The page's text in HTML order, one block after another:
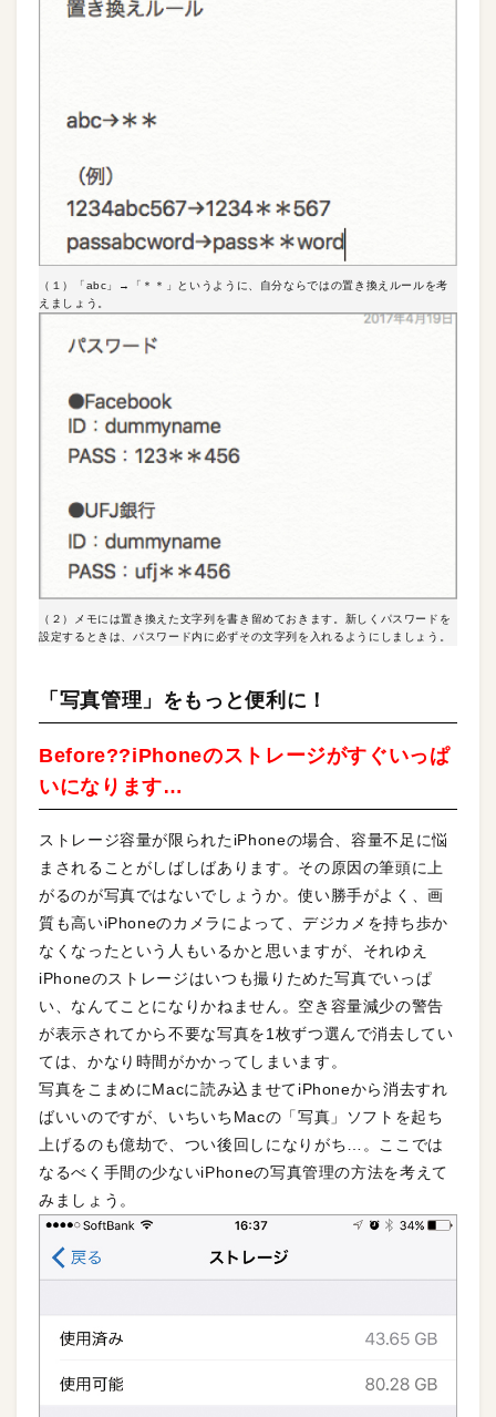
（１）「abc」→「＊＊」というように、自分ならではの置き換えルールを考
えましょう。
（２）メモには置き換えた文字列を書き留めておきます。新しくパスワードを
設定するときは、パスワード内に必ずその文字列を入れるようにしましょう。
「写真管理」をもっと便利に！
Before??iPhoneのストレージがすぐいっぱ
いになります…
ストレージ容量が限られたiPhoneの場合、容量不足に悩
まされることがしばしばあります。その原因の筆頭に上
がるのが写真ではないでしょうか。使い勝手がよく、画
質も高いiPhoneのカメラによって、デジカメを持ち歩か
なくなったという人もいるかと思いますが、それゆえ
iPhoneのストレージはいつも撮りためた写真でいっぱ
い、なんてことになりかねません。空き容量減少の警告
が表示されてから不要な写真を1枚ずつ選んで消去してい
ては、かなり時間がかかってしまいます。
写真をこまめにMacに読み込ませてiPhoneから消去すれ
ばいいのですが、いちいちMacの「写真」ソフトを起ち
上げるのも億劫で、つい後回しになりがち…。ここでは
なるべく手間の少ないiPhoneの写真管理の方法を考えて
みましょう。